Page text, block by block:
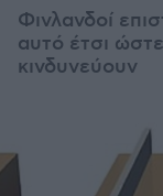
Φινλανδοί
αυτό έτσι
κινδυνεύουν